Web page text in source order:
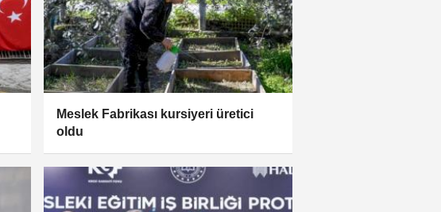
Meslek Fabrikası kursiyeri üretici
oldu